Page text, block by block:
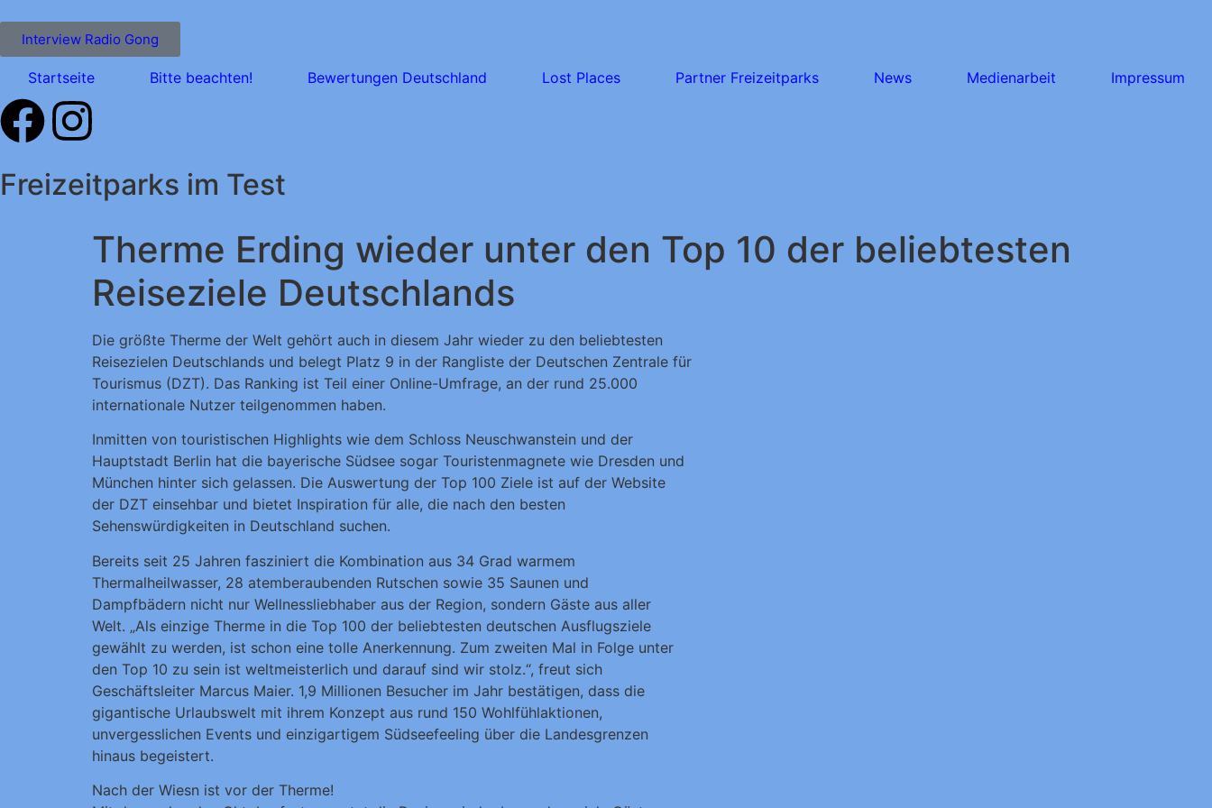
Interview Radio Gong
Startseite Bitte beachten! Bewertungen Deutschland Lost Places Partner Freizeitparks News Medienarbeit Impressum
Freizeitparks im Test
Therme Erding wieder unter den Top 10 der beliebtesten
Reiseziele Deutschlands
Die größte Therme der Welt gehört auch in diesem Jahr wieder zu den beliebtesten
Reisezielen Deutschlands und belegt Platz 9 in der Rangliste der Deutschen Zentrale für
Tourismus (DZT). Das Ranking ist Teil einer Online-Umfrage, an der rund 25.000
internationale Nutzer teilgenommen haben.
Inmitten von touristischen Highlights wie dem Schloss Neuschwanstein und der
Hauptstadt Berlin hat die bayerische Südsee sogar Touristenmagnete wie Dresden und
München hinter sich gelassen. Die Auswertung der Top 100 Ziele ist auf der Website
der DZT einsehbar und bietet Inspiration für alle, die nach den besten
Sehenswürdigkeiten in Deutschland suchen.
Bereits seit 25 Jahren fasziniert die Kombination aus 34 Grad warmem
Thermalheilwasser, 28 atemberaubenden Rutschen sowie 35 Saunen und
Dampfbädern nicht nur Wellnessliebhaber aus der Region, sondern Gäste aus aller
Welt. „Als einzige Therme in die Top 100 der beliebtesten deutschen Ausflugsziele
gewählt zu werden, ist schon eine tolle Anerkennung. Zum zweiten Mal in Folge unter
den Top 10 zu sein ist weltmeisterlich und darauf sind wir stolz.“, freut sich
Geschäftsleiter Marcus Maier. 1,9 Millionen Besucher im Jahr bestätigen, dass die
gigantische Urlaubswelt mit ihrem Konzept aus rund 150 Wohlfühlaktionen,
unvergesslichen Events und einzigartigem Südseefeeling über die Landesgrenzen
hinaus begeistert.
Nach der Wiesn ist vor der Therme!